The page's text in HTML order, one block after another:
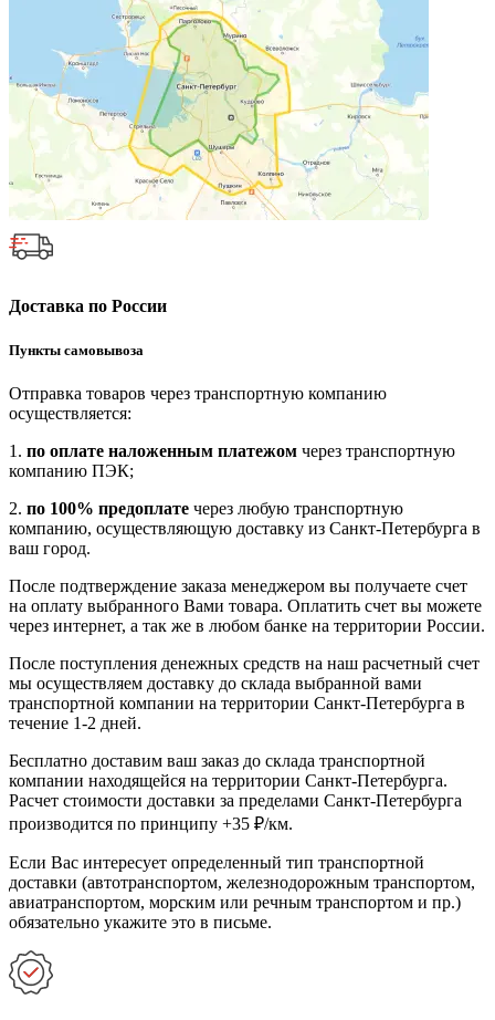
Доставка по России
Пункты самовывоза
Отправка товаров через транспортную компанию
осуществляется:
1. по оплате наложенным платежом через транспортную
компанию ПЭК;
2. по 100% предоплате через любую транспортную
компанию, осуществляющую доставку из Санкт-Петербурга в
ваш город.
После подтверждение заказа менеджером вы получаете счет
на оплату выбранного Вами товара. Оплатить счет вы можете
через интернет, а так же в любом банке на территории России.
После поступления денежных средств на наш расчетный счет
мы осуществляем доставку до склада выбранной вами
транспортной компании на территории Санкт-Петербурга в
течение 1-2 дней.
Бесплатно доставим ваш заказ до склада транспортной
компании находящейся на территории Санкт-Петербурга.
Расчет стоимости доставки за пределами Санкт-Петербурга
производится по принципу +35 ₽/км.
Если Вас интересует определенный тип транспортной
доставки (автотранспортом, железнодорожным транспортом,
авиатранспортом, морским или речным транспортом и пр.)
обязательно укажите это в письме.